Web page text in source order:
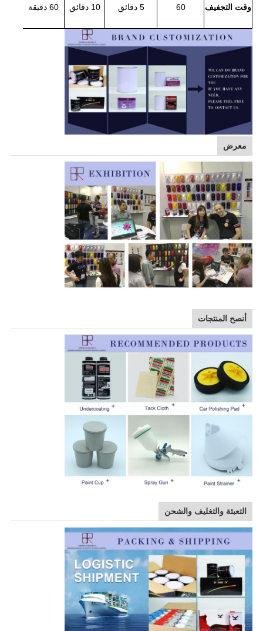
وقت التجفيف 60 5 دقائق 10 دقائق 60 دقيقة
معرض
أنصح المنتجات
التعبئة والتغليف والشحن